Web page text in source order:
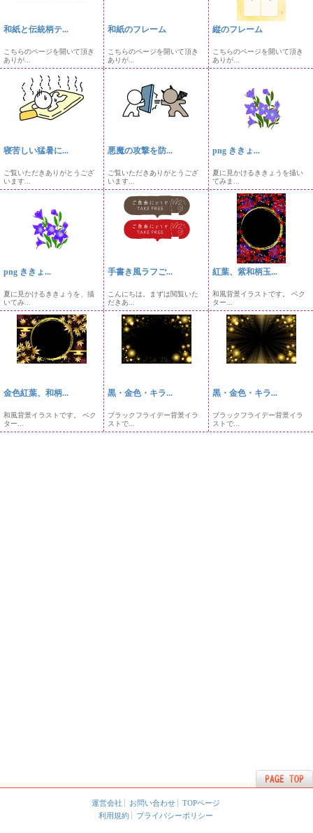
和紙と伝統柄テ...
こちらのページを開いて頂き
ありが...
和紙のフレーム
こちらのページを開いて頂き
ありが...
縦のフレーム
こちらのページを開いて頂き
ありが...
寝苦しい猛暑に...
ご覧いただきありがとうござ
います...
悪魔の攻撃を防...
ご覧いただきありがとうござ
います...
png ききょ...
夏に見かけるききょうを描い
てみま...
png ききょ...
夏に見かけるききょうを、描
いてみ...
手書き風ラフご...
こんにちは。まずは閲覧いた
だきあ...
紅葉、紫和柄玉...
和風背景イラストです。 ベク
ター...
金色紅葉、和柄...
和風背景イラストです。 ベク
ター...
黒・金色・キラ...
ブラックフライデー背景イラ
ストで...
黒・金色・キラ...
ブラックフライデー背景イラ
ストで...
運営会社 お問い合わせ
TOPページ
利用規約
プライバシーポリシー